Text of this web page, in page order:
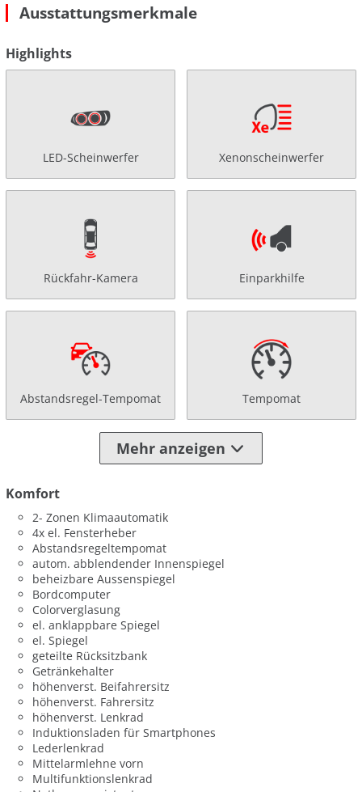
Ausstattungsmerkmale
Highlights
LED-Scheinwerfer Xenonscheinwerfer
Rückfahr-Kamera Einparkhilfe
Abstandsregel-Tempomat Tempomat
Mehr anzeigen
Komfort
2- Zonen Klimaautomatik
4x el. Fensterheber
Abstandsregeltempomat
autom. abblendender Innenspiegel
beheizbare Aussenspiegel
Bordcomputer
Colorverglasung
el. anklappbare Spiegel
el. Spiegel
geteilte Rücksitzbank
Getränkehalter
höhenverst. Beifahrersitz
höhenverst. Fahrersitz
höhenverst. Lenkrad
Induktionsladen für Smartphones
Lederlenkrad
Mittelarmlehne vorn
Multifunktionslenkrad